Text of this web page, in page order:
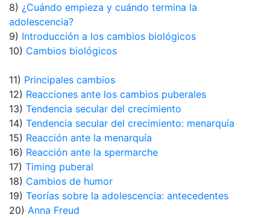
8) ¿Cuándo empieza y cuándo termina la
adolescencia?
9) Introducción a los cambios biológicos
10) Cambios biológicos
11) Principales cambios
12) Reacciones ante los cambios puberales
13) Tendencia secular del crecimiento
14) Tendencia secular del crecimiento: menarquía
15) Reacción ante la menarquía
16) Reacción ante la spermarche
17) Timing puberal
18) Cambios de humor
19) Teorías sobre la adolescencia: antecedentes
20) Anna Freud